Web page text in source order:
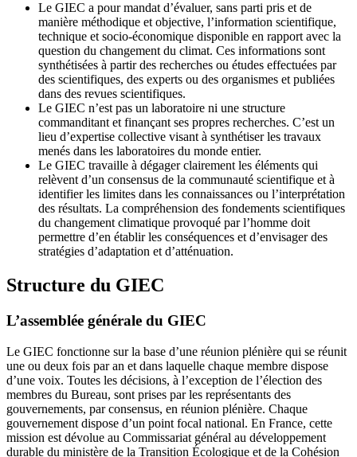
Le GIEC a pour mandat d’évaluer, sans parti pris et de
manière méthodique et objective, l’information scientifique,
technique et socio-économique disponible en rapport avec la
question du changement du climat. Ces informations sont
synthétisées à partir des recherches ou études effectuées par
des scientifiques, des experts ou des organismes et publiées
dans des revues scientifiques.
Le GIEC n’est pas un laboratoire ni une structure
commanditant et finançant ses propres recherches. C’est un
lieu d’expertise collective visant à synthétiser les travaux
menés dans les laboratoires du monde entier.
Le GIEC travaille à dégager clairement les éléments qui
relèvent d’un consensus de la communauté scientifique et à
identifier les limites dans les connaissances ou l’interprétation
des résultats. La compréhension des fondements scientifiques
du changement climatique provoqué par l’homme doit
permettre d’en établir les conséquences et d’envisager des
stratégies d’adaptation et d’atténuation.
Structure du GIEC
L’assemblée générale du GIEC
Le GIEC fonctionne sur la base d’une réunion plénière qui se réunit
une ou deux fois par an et dans laquelle chaque membre dispose
d’une voix. Toutes les décisions, à l’exception de l’élection des
membres du Bureau, sont prises par les représentants des
gouvernements, par consensus, en réunion plénière. Chaque
gouvernement dispose d’un point focal national. En France, cette
mission est dévolue au Commissariat général au développement
durable du ministère de la Transition Écologique et de la Cohésion